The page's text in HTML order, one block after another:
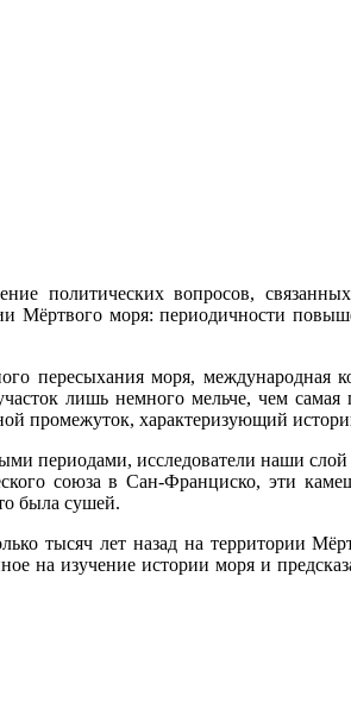
политических вопросов,
Мёртвого моря: периодичности
пересыхания моря, международная
лишь немного мельче, чем самая
промежуток, характеризующий
периодами, исследователи наши
союза в Сан-Франциско, эти
была сушей.
тысяч лет назад на территории
на изучение истории моря и